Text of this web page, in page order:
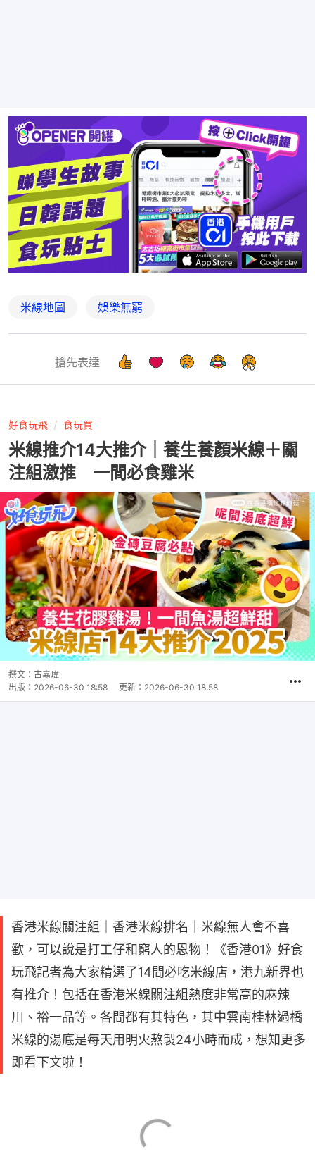
米線地圖 娛樂無窮
搶先表達
好食玩飛 食玩買
米線推介14大推介｜養生養顏米線＋關
注組激推 一間必食雞米
撰文： 古嘉瑋
出版： 2026-06-30 18:58 更新： 2026-06-30 18:58
香港米線關注組｜香港米線排名｜米線無人會不喜
歡，可以說是打工仔和窮人的恩物！《香港01》好食
玩飛記者為大家精選了14間必吃米線店，港九新界也
有推介！包括在香港米線關注組熱度非常高的麻辣
川、裕一品等。各間都有其特色，其中雲南桂林過橋
米線的湯底是每天用明火熬製24小時而成，想知更多
即看下文啦！